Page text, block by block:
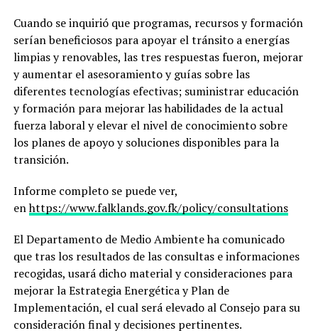
Cuando se inquirió que programas, recursos y formación
serían beneficiosos para apoyar el tránsito a energías
limpias y renovables, las tres respuestas fueron, mejorar
y aumentar el asesoramiento y guías sobre las
diferentes tecnologías efectivas; suministrar educación
y formación para mejorar las habilidades de la actual
fuerza laboral y elevar el nivel de conocimiento sobre
los planes de apoyo y soluciones disponibles para la
transición.
Informe completo se puede ver,
enhttps://www.falklands.gov.fk/policy/consultations
El Departamento de Medio Ambiente ha comunicado
que tras los resultados de las consultas e informaciones
recogidas, usará dicho material y consideraciones para
mejorar la Estrategia Energética y Plan de
Implementación, el cual será elevado al Consejo para su
consideración final y decisiones pertinentes.